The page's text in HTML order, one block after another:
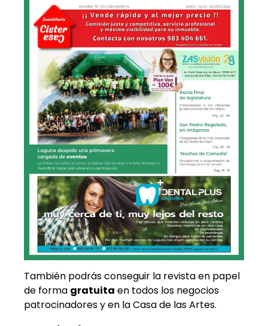
También podrás conseguir la revista en papel
de forma gratuita en todos los negocios
patrocinadores y en la Casa de las Artes.